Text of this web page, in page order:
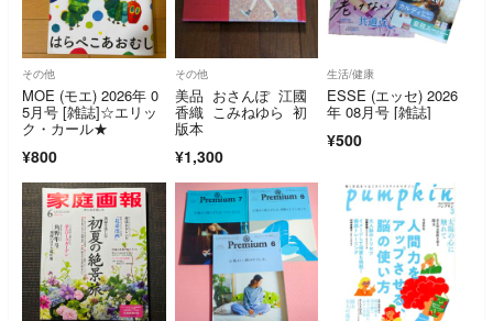
その他
MOE (モエ) 2026年 0
5月号 [雑誌]☆エリッ
ク・カール★
¥800
その他
美品 おさんぽ 江國
香織 こみねゆら 初
版本
¥1,300
生活/健康
ESSE (エッセ) 2026
年 08月号 [雑誌]
¥500